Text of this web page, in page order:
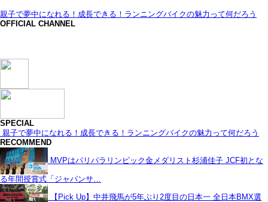
親子で夢中になれる！成長できる！ランニングバイクの魅力って何だろう
OFFICIAL CHANNEL
SPECIAL
親子で夢中になれる！成長できる！ランニングバイクの魅力って何だろう
RECOMMEND
MVPはパリパラリンピック金メダリスト杉浦佳子 JCF初とな
る年間授賞式「ジャパンサ…
【Pick Up】中井飛馬が5年ぶり2度目の日本一 全日本BMX選